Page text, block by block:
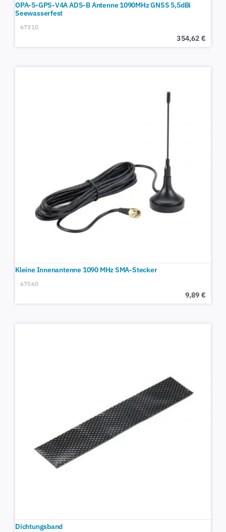
OPA-5-GPS-V4A ADS-B Antenne 1090MHz GNSS 5,5dBi
Seewasserfest
67310
354,62 €
Kleine Innenantenne 1090 MHz SMA-Stecker
67560
9,89 €
Dichtungsband